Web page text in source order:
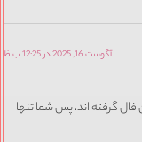
آگوست 16, 2025 در 12:25 ب.ظ
شان فال گرفته اند، پس شما تنها